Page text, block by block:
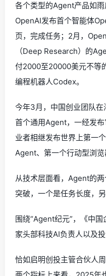
各个类型的Agent产品如雨
OpenAI发布首个智能体
页，完成任务；2月，
（Deep Research）的
付2000至20000美元不等
编程机器人Codex。
今年3月，中国创业团队
首个通用Agent，一经发
业者相继发布世界上第一
Agent、第一个行动型浏
从技术层面看，Agent的
突破，一个是任务长度，
围绕“Agent纪元”，《中
家头部科技AI负责人以及
恰如启明创投主管合伙人